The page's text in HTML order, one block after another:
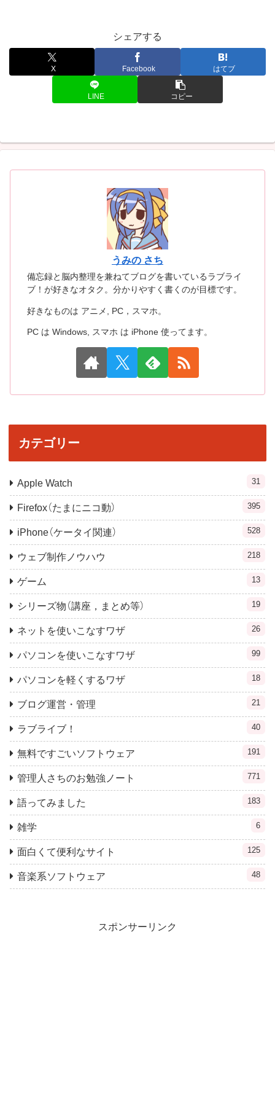
シェアする
X Facebook はてブ
LINE コピー
うみの さち
備忘録と脳内整理を兼ねてブログを書いているラブライ
ブ！が好きなオタク。分かりやすく書くのが目標です。
好きなものは アニメ, PC，スマホ。
PC は Windows, スマホ は iPhone 使ってます。
カテゴリー
Apple Watch 31
Firefox（たまにニコ動） 395
iPhone（ケータイ関連） 528
ウェブ制作ノウハウ 218
ゲーム 13
シリーズ物（講座，まとめ等） 19
ネットを使いこなすワザ 26
パソコンを使いこなすワザ 99
パソコンを軽くするワザ 18
ブログ運営・管理 21
ラブライブ！ 40
無料ですごいソフトウェア 191
管理人さちのお勉強ノート 771
語ってみました 183
雑学 6
面白くて便利なサイト 125
音楽系ソフトウェア 48
スポンサーリンク